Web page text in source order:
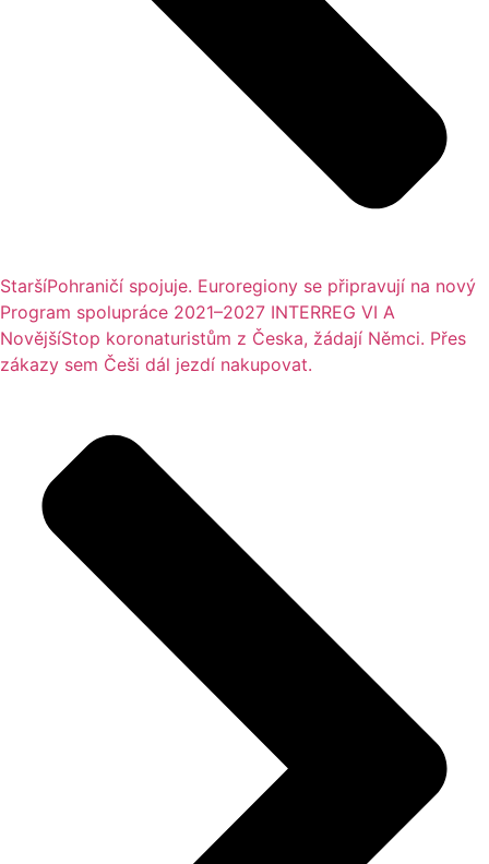
StaršíPohraničí spojuje. Euroregiony se připravují na nový
Program spolupráce 2021–2027 INTERREG VI A
NovějšíStop koronaturistům z Česka, žádají Němci. Přes
zákazy sem Češi dál jezdí nakupovat.